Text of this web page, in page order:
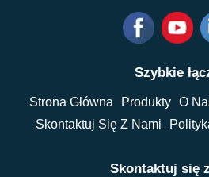
Szybkie
Strona Główna Produkty O
Skontaktuj Się Z Nami
Skontaktuj się